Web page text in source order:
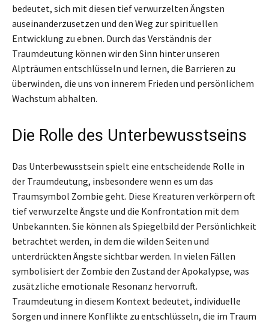
bedeutet, sich mit diesen tief verwurzelten Ängsten
auseinanderzusetzen und den Weg zur spirituellen
Entwicklung zu ebnen. Durch das Verständnis der
Traumdeutung können wir den Sinn hinter unseren
Alpträumen entschlüsseln und lernen, die Barrieren zu
überwinden, die uns von innerem Frieden und persönlichem
Wachstum abhalten.
Die Rolle des Unterbewusstseins
Das Unterbewusstsein spielt eine entscheidende Rolle in
der Traumdeutung, insbesondere wenn es um das
Traumsymbol Zombie geht. Diese Kreaturen verkörpern oft
tief verwurzelte Ängste und die Konfrontation mit dem
Unbekannten. Sie können als Spiegelbild der Persönlichkeit
betrachtet werden, in dem die wilden Seiten und
unterdrückten Ängste sichtbar werden. In vielen Fällen
symbolisiert der Zombie den Zustand der Apokalypse, was
zusätzliche emotionale Resonanz hervorruft.
Traumdeutung in diesem Kontext bedeutet, individuelle
Sorgen und innere Konflikte zu entschlüsseln, die im Traum